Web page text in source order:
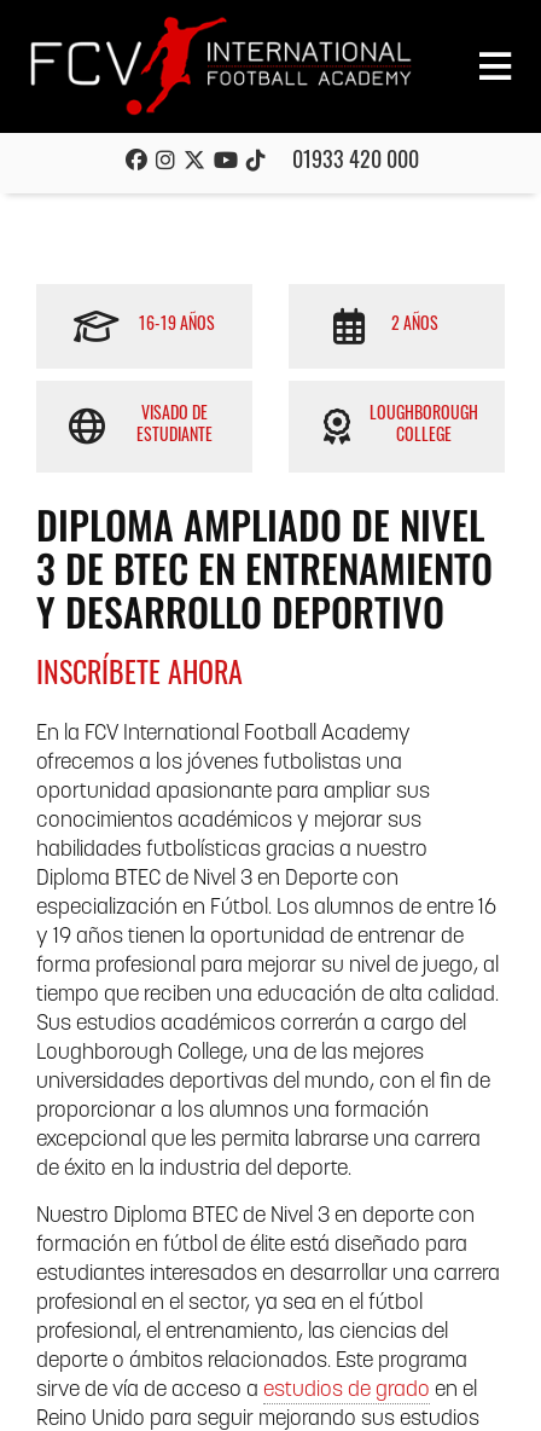
01933 420 000
16-19 AÑOS 2 AÑOS
VISADO DE
ESTUDIANTE
LOUGHBOROUGH
COLLEGE
DIPLOMA AMPLIADO DE NIVEL
3 DE BTEC EN ENTRENAMIENTO
Y DESARROLLO DEPORTIVO
INSCRÍBETE AHORA
En la FCV International Football Academy
ofrecemos a los jóvenes futbolistas una
oportunidad apasionante para ampliar sus
conocimientos académicos y mejorar sus
habilidades futbolísticas gracias a nuestro
Diploma BTEC de Nivel 3 en Deporte con
especialización en Fútbol. Los alumnos de entre 16
y 19 años tienen la oportunidad de entrenar de
forma profesional para mejorar su nivel de juego, al
tiempo que reciben una educación de alta calidad.
Sus estudios académicos correrán a cargo del
Loughborough College, una de las mejores
universidades deportivas del mundo, con el fin de
proporcionar a los alumnos una formación
excepcional que les permita labrarse una carrera
de éxito en la industria del deporte.
Nuestro Diploma BTEC de Nivel 3 en deporte con
formación en fútbol de élite está diseñado para
estudiantes interesados en desarrollar una carrera
profesional en el sector, ya sea en el fútbol
profesional, el entrenamiento, las ciencias del
deporte o ámbitos relacionados. Este programa
sirve de vía de acceso a estudios de grado en el
Reino Unido para seguir mejorando sus estudios